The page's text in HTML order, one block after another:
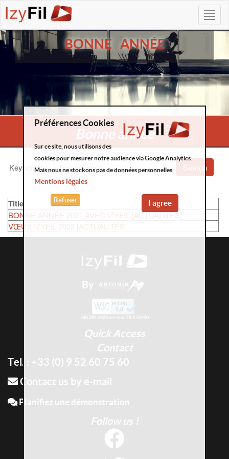
BONNE ANNÉE
Bonne année
Keywords: Search
Title
BONNE ANNÉE 2021 AVEC IZYFIL [ACTUALITÉS]
VŒUX IZYFIL 2022 [ACTUALITÉS]
By
AKCMS 2026 version 2.8.0.23450
Quick Access
Contact
Tel. : +33 (0) 9 52 60 75 60
Contact us by e-mail
Planifiez une démonstration
Follow us !
Préférences Cookies
Sur ce site, nous utilisons des
cookies pour mesurer notre audience via Google Analytics.
Mais nous ne stockons pas de données personnelles.
Mentions légales
I agree
Refuser